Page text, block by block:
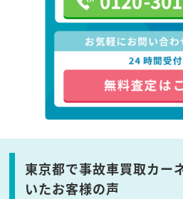
東京都で事故車買取カー
いたお客様の声